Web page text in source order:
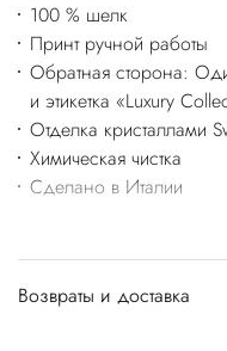
100 % шелк
Принт ручной работы
Обратная сторона:
и этикетка «Luxury
Отделка кристаллами
Химическая чистка
Сделано в Италии
Возвраты и доставка